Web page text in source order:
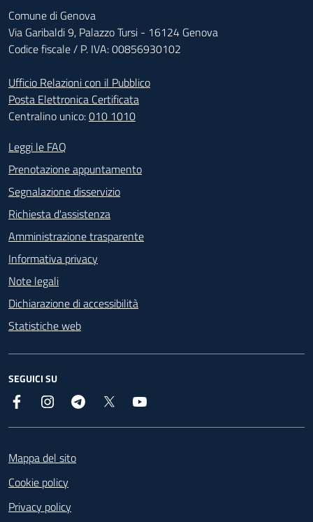
Comune di Genova
Via Garibaldi 9, Palazzo Tursi - 16124 Genova
Codice fiscale / P. IVA: 00856930102
Ufficio Relazioni con il Pubblico
Posta Elettronica Certificata
Centralino unico:010 1010
Footer - Contatti
Leggi le FAQ
Prenotazione appuntamento
Segnalazione disservizio
Richiesta d'assistenza
Amministrazione trasparente
Informativa privacy
Note legali
Dichiarazione di accessibilità
Statistiche web
SEGUICI SU
Facebook InstagramTelegram
Mappa del sito
Cookie policy
Privacy policy